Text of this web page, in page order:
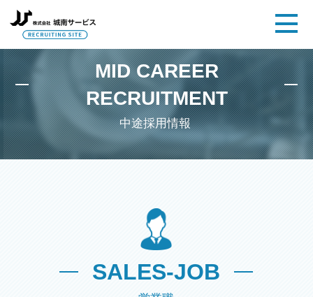
中途採用情報-営業職-
MID CAREER
RECRUITMENT
中途採用情報
SALES-JOB